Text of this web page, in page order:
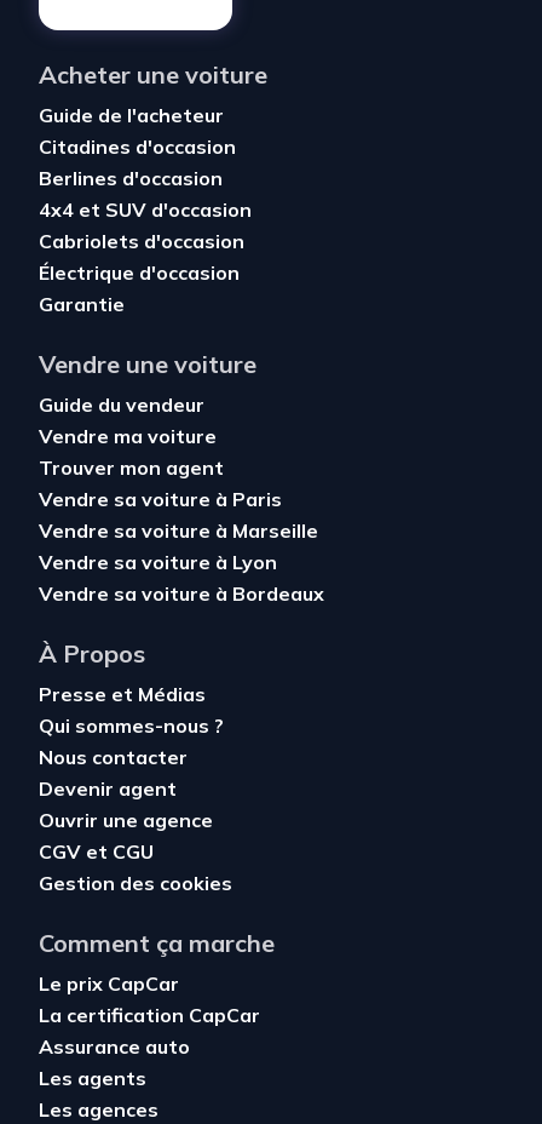
Acheter une voiture
Guide de l'acheteur
Citadines d'occasion
Berlines d'occasion
4x4 et SUV d'occasion
Cabriolets d'occasion
Électrique d'occasion
Garantie
Vendre une voiture
Guide du vendeur
Vendre ma voiture
Trouver mon agent
Vendre sa voiture à Paris
Vendre sa voiture à Marseille
Vendre sa voiture à Lyon
Vendre sa voiture à Bordeaux
À Propos
Presse et Médias
Qui sommes-nous ?
Nous contacter
Devenir agent
Ouvrir une agence
CGV et CGU
Gestion des cookies
Comment ça marche
Le prix CapCar
La certification CapCar
Assurance auto
Les agents
Les agences